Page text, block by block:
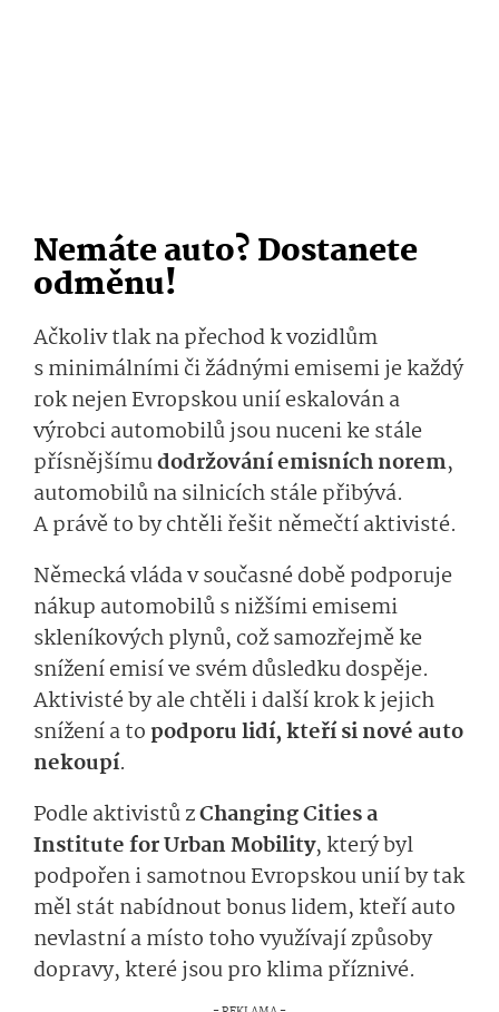
Nemáte auto? Dostanete
odměnu!
Ačkoliv tlak na přechod k vozidlům
s minimálními či žádnými emisemi je každý
rok nejen Evropskou unií eskalován a
výrobci automobilů jsou nuceni ke stále
přísnějšímudodržování emisních norem,
automobilů na silnicích stále přibývá.
A právě to by chtěli řešit němečtí aktivisté.
Německá vláda v současné době podporuje
nákup automobilů s nižšími emisemi
skleníkových plynů, což samozřejmě ke
snížení emisí ve svém důsledku dospěje.
Aktivisté by ale chtěli i další krok k jejich
snížení a topodporu lidí, kteří si nové auto
nekoupí.
Podle aktivistů zChanging Cities a
Institute for Urban Mobility, který byl
podpořen i samotnou Evropskou unií by tak
měl stát nabídnout bonus lidem, kteří auto
nevlastní a místo toho využívají způsoby
dopravy, které jsou pro klima příznivé.